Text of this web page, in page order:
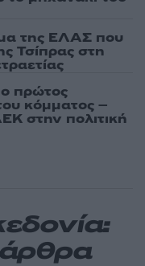
της ΕΛΑΣ που
Τσίπρας στη
πρώτος
κόμματος –
στην πολιτική